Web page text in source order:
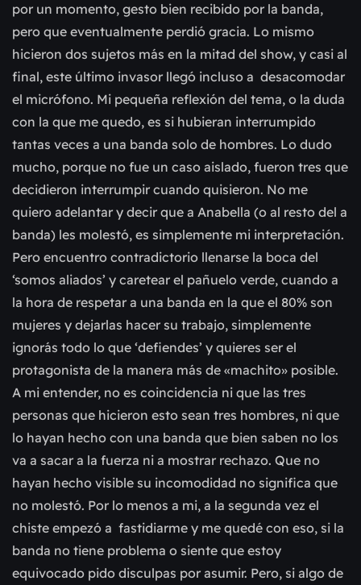
por un momento, gesto bien recibido por la banda,
pero que eventualmente perdió gracia. Lo mismo
hicieron dos sujetos más en la mitad del show, y casi al
final, este último invasor llegó incluso a desacomodar
el micrófono. Mi pequeña reflexión del tema, o la duda
con la que me quedo, es si hubieran interrumpido
tantas veces a una banda solo de hombres. Lo dudo
mucho, porque no fue un caso aislado, fueron tres que
decidieron interrumpir cuando quisieron. No me
quiero adelantar y decir que a Anabella (o al resto del a
banda) les molestó, es simplemente mi interpretación.
Pero encuentro contradictorio llenarse la boca del
‘somos aliados’ y caretear el pañuelo verde, cuando a
la hora de respetar a una banda en la que el 80% son
mujeres y dejarlas hacer su trabajo, simplemente
ignorás todo lo que ‘defiendes’ y quieres ser el
protagonista de la manera más de «machito» posible.
A mi entender, no es coincidencia ni que las tres
personas que hicieron esto sean tres hombres, ni que
lo hayan hecho con una banda que bien saben no los
va a sacar a la fuerza ni a mostrar rechazo. Que no
hayan hecho visible su incomodidad no significa que
no molestó. Por lo menos a mi, a la segunda vez el
chiste empezó a fastidiarme y me quedé con eso, si la
banda no tiene problema o siente que estoy
equivocado pido disculpas por asumir. Pero, si algo de